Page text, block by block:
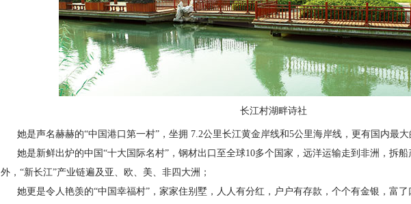
长江村湖畔诗社
她是声名赫赫的“中国港口第一村”，坐拥 7.2公里长江黄金岸线和5公里海岸线，更有国内最大
她是新鲜出炉的中国“十大国际名村”，钢材出口至全球10多个国家，远洋运输走到非洲，拆船
外，“新长江”产业链遍及亚、欧、美、非四大洲；
她更是令人艳羡的“中国幸福村”，家家住别墅，人人有分红，户户有存款，个个有金银，富了